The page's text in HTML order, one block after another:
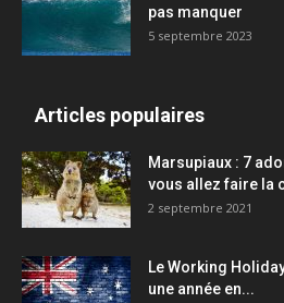
pas manquer
5 septembre 2023
Articles populaires
Marsupiaux : 7
vous allez faire la
2 septembre 2021
Le Working
une année en...